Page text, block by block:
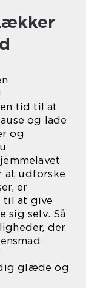
tid til at
og lade
og
at udforske
er
til at give
sig selv. Så
der
glæde og